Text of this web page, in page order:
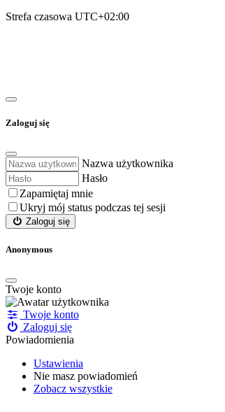
Strefa czasowa UTC+02:00
Zaloguj się
Nazwa użytkownika
Hasło
Zapamiętaj mnie
Ukryj mój status podczas tej sesji
Zaloguj się
Anonymous
Twoje konto
Twoje konto
Zaloguj się
Powiadomienia
Ustawienia
Nie masz powiadomień
Zobacz wszystkie